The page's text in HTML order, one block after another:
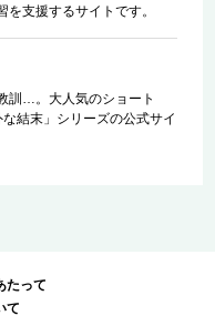
支援するサイトです。
訓…。大人気のショート
結末」シリーズの公式サイ
たって
て